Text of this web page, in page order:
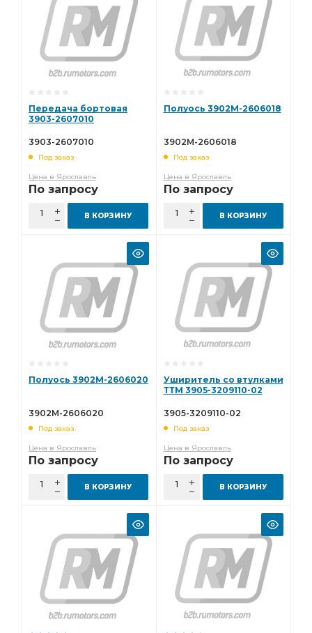
Передача бортовая
3903-2607010
3903-2607010
Под заказ
Цена в Ярославль
По запросу
В КОРЗИНУ
Полуось 3902М-2606018
3902М-2606018
Под заказ
Цена в Ярославль
По запросу
В КОРЗИНУ
Полуось 3902М-2606020
3902М-2606020
Под заказ
Цена в Ярославль
По запросу
В КОРЗИНУ
Уширитель со втулками
ТТМ 3905-3209110-02
3905-3209110-02
Под заказ
Цена в Ярославль
По запросу
В КОРЗИНУ